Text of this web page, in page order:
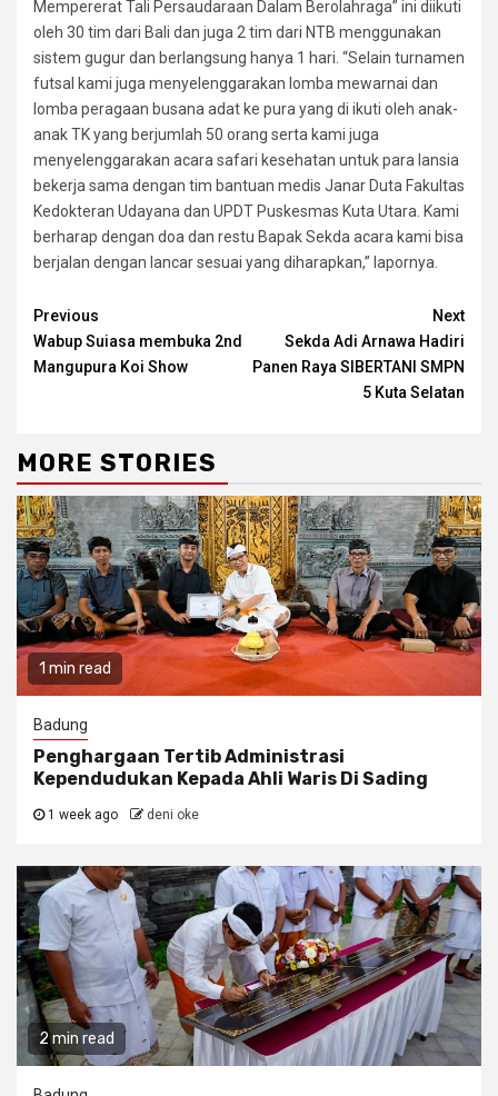
Mempererat Tali Persaudaraan Dalam Berolahraga” ini diikuti
oleh 30 tim dari Bali dan juga 2 tim dari NTB menggunakan
sistem gugur dan berlangsung hanya 1 hari. “Selain turnamen
futsal kami juga menyelenggarakan lomba mewarnai dan
lomba peragaan busana adat ke pura yang di ikuti oleh anak-
anak TK yang berjumlah 50 orang serta kami juga
menyelenggarakan acara safari kesehatan untuk para lansia
bekerja sama dengan tim bantuan medis Janar Duta Fakultas
Kedokteran Udayana dan UPDT Puskesmas Kuta Utara. Kami
berharap dengan doa dan restu Bapak Sekda acara kami bisa
berjalan dengan lancar sesuai yang diharapkan,” lapornya.
Continue
Reading
Previous
Wabup Suiasa membuka 2nd
Mangupura Koi Show
Next
Sekda Adi Arnawa Hadiri
Panen Raya SIBERTANI SMPN
5 Kuta Selatan
MORE STORIES
1 min read
Badung
Penghargaan Tertib Administrasi
Kependudukan Kepada Ahli Waris Di Sading
1 week ago deni oke
2 min read